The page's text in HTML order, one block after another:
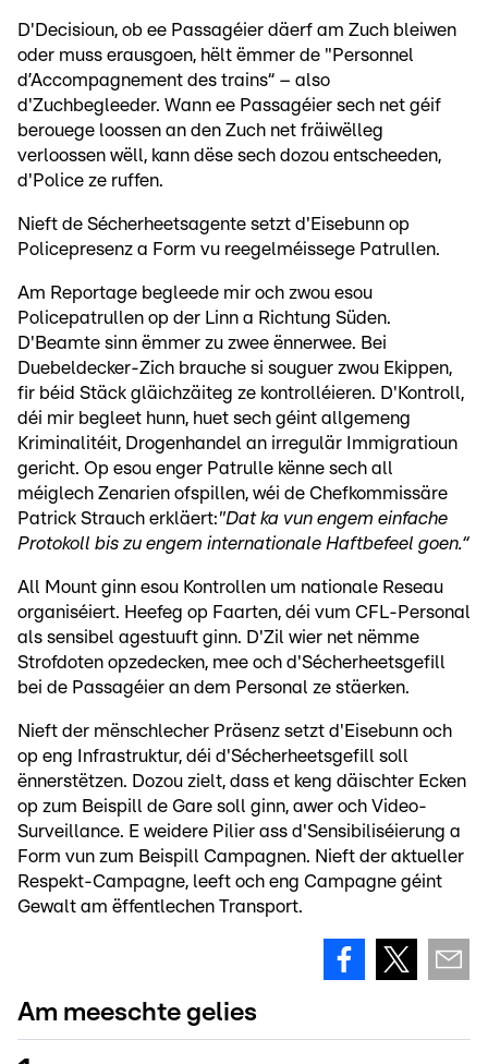
D'Decisioun, ob ee Passagéier däerf am Zuch bleiwen
oder muss erausgoen, hëlt ëmmer de "Personnel
d’Accompagnement des trains“ – also
d'Zuchbegleeder. Wann ee Passagéier sech net géif
berouege loossen an den Zuch net fräiwëlleg
verloossen wëll, kann dëse sech dozou entscheeden,
d'Police ze ruffen.
Nieft de Sécherheetsagente setzt d'Eisebunn op
Policepresenz a Form vu reegelméissege Patrullen.
Am Reportage begleede mir och zwou esou
Policepatrullen op der Linn a Richtung Süden.
D'Beamte sinn ëmmer zu zwee ënnerwee. Bei
Duebeldecker-Zich brauche si souguer zwou Ekippen,
fir béid Stäck gläichzäiteg ze kontrolléieren. D'Kontroll,
déi mir begleet hunn, huet sech géint allgemeng
Kriminalitéit, Drogenhandel an irregulär Immigratioun
gericht. Op esou enger Patrulle kënne sech all
méiglech Zenarien ofspillen, wéi de Chefkommissäre
Patrick Strauch erkläert:"Dat ka vun engem einfache
Protokoll bis zu engem internationale Haftbefeel goen.“
All Mount ginn esou Kontrollen um nationale Reseau
organiséiert. Heefeg op Faarten, déi vum CFL-Personal
als sensibel agestuuft ginn. D'Zil wier net nëmme
Strofdoten opzedecken, mee och d'Sécherheetsgefill
bei de Passagéier an dem Personal ze stäerken.
Nieft der mënschlecher Präsenz setzt d'Eisebunn och
op eng Infrastruktur, déi d'Sécherheetsgefill soll
ënnerstëtzen. Dozou zielt, dass et keng däischter Ecken
op zum Beispill de Gare soll ginn, awer och Video-
Surveillance. E weidere Pilier ass d'Sensibiliséierung a
Form vun zum Beispill Campagnen. Nieft der aktueller
Respekt-Campagne, leeft och eng Campagne géint
Gewalt am ëffentlechen Transport.
Am meeschte gelies